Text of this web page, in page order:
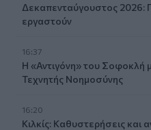
Δεκαπενταύγουστος 2026:
εργαστούν
16:37
Η «Αντιγόνη» του Σοφοκλή
Τεχνητής Νοημοσύνης
16:20
Κιλκίς: Καθυστερήσεις και